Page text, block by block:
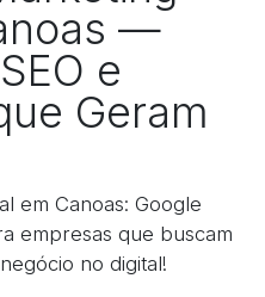
—
e
Geram
em Canoas: Google
empresas que buscam
no digital!